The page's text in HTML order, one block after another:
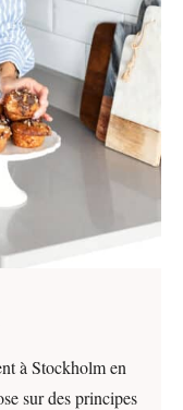
à Stockholm en
sur des principes